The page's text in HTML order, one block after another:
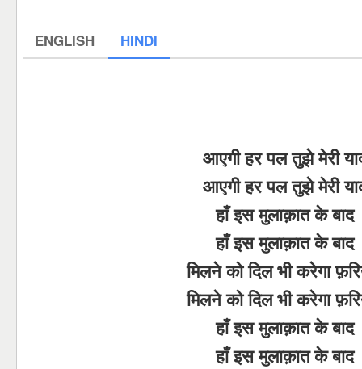
ENGLISH HINDI
आएगी हर पल तुझे मेरी
आएगी हर पल तुझे मेरी
हाँ इस मुलाक़ात के बाद
हाँ इस मुलाक़ात के बाद
मिलने को दिल भी करेगा
मिलने को दिल भी करेगा
हाँ इस मुलाक़ात के बाद
हाँ इस मुलाक़ात के बाद